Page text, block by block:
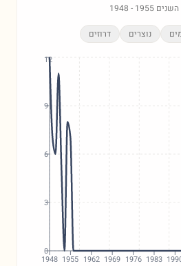
השנים 1948 - 1955
נוצרים דרוזים
1948 1955 1962 1969 1976 1983
0
3
6
9
12